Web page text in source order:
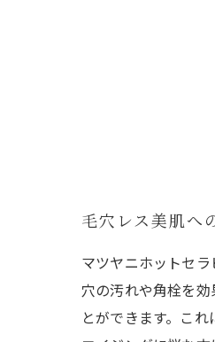
毛穴レス美肌へ
マツヤニホットセ
穴の汚れや角栓を
とができます。こ